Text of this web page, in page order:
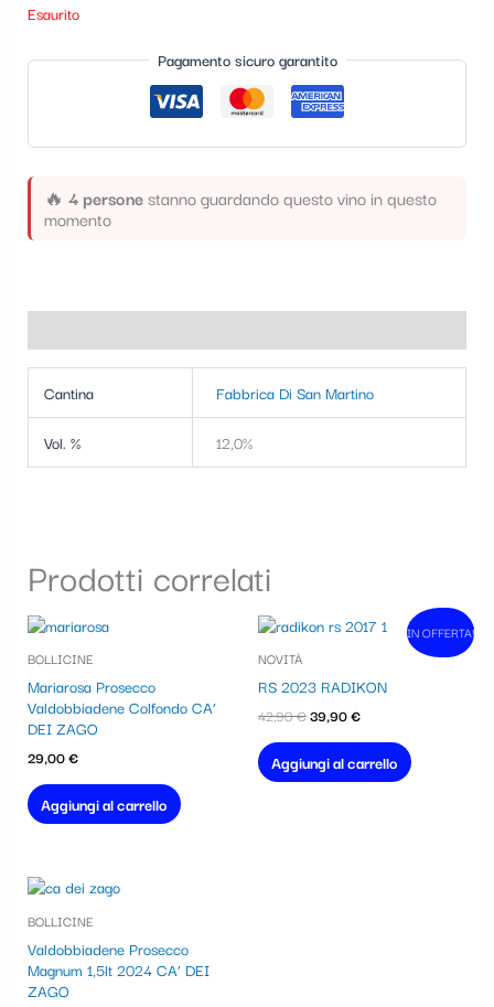
Esaurito
Pagamento sicuro garantito
🔥 4 personestanno guardando questo vino in questo
momento
Cantina Fabbrica Di San Martino
Vol. % 12,0%
Prodotti correlati
BOLLICINE
Mariarosa Prosecco
Valdobbiadene Colfondo CA’
DEI ZAGO
29,00€
Aggiungi al carrello
In vendita!
IN OFFERTA!
NOVITÀ
RS 2023 RADIKON
42,90€
Il
era:
39,90€
Il
è:
Aggiungi al carrello
BOLLICINE
Valdobbiadene Prosecco
Magnum 1,5lt 2024 CA’ DEI
ZAGO
a